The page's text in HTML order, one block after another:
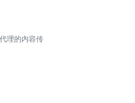
理的内容传